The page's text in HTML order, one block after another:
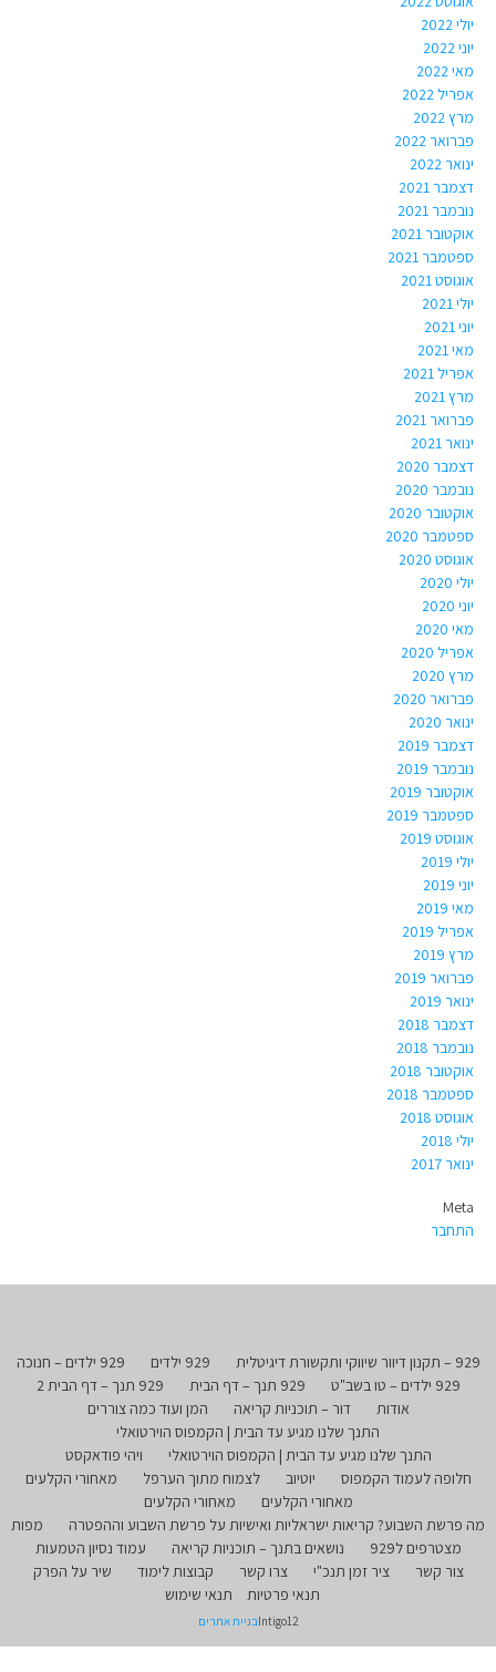
יולי 2022
יוני 2022
מאי 2022
אפריל 2022
מרץ 2022
פברואר 2022
ינואר 2022
דצמבר 2021
נובמבר 2021
אוקטובר 2021
ספטמבר 2021
אוגוסט 2021
יולי 2021
יוני 2021
מאי 2021
אפריל 2021
מרץ 2021
פברואר 2021
ינואר 2021
דצמבר 2020
נובמבר 2020
אוקטובר 2020
ספטמבר 2020
אוגוסט 2020
יולי 2020
יוני 2020
מאי 2020
אפריל 2020
מרץ 2020
פברואר 2020
ינואר 2020
דצמבר 2019
נובמבר 2019
אוקטובר 2019
ספטמבר 2019
אוגוסט 2019
יולי 2019
יוני 2019
מאי 2019
אפריל 2019
מרץ 2019
פברואר 2019
ינואר 2019
דצמבר 2018
נובמבר 2018
אוקטובר 2018
ספטמבר 2018
אוגוסט 2018
יולי 2018
ינואר 2017
Meta
התחבר
929 – תקנון דיוור שיווקי ותקשורת דיגיטלית 929 ילדים
929 ילדים – חנוכה
929 ילדים – טו בשב"ט
929 תנך – דף הבית
929 תנך – דף הבית 2
אודות
דור – תוכניות קריאה
המן ועוד כמה צוררים
התנך שלנו מגיע עד הבית | הקמפוס הוירטואלי
התנך שלנו מגיע עד הבית | הקמפוס הוירטואלי
ויהי פודאקסט
חלופה לעמוד הקמפוס
יוטיוב לצמוח מתוך הערפל
מאחורי הקלעים
מאחורי הקלעים
מאחורי הקלעים
מה פרשת השבוע? קריאות ישראליות ואישיות על פרשת השבוע וההפטרה
מפות
מצטרפים ל929
נושאים בתנך – תוכניות קריאה
עמוד נסיון הטמעות
צור קשר
ציר זמן תנכ"י צרו קשר קבוצות לימוד
שיר על הפרק
תנאי פרטיות
תנאי שימוש
Intigo12בניית אתרים